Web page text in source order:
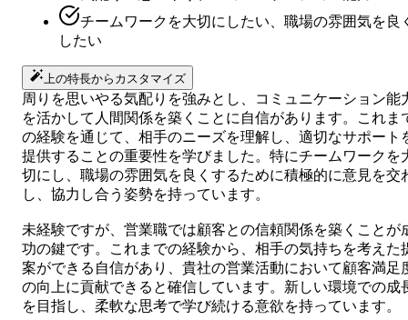
チームワークを大切にしたい、職場の雰囲気を良
したい
上の特長からカスタマイズ
周りを思いやる気配りを強みとし、コミュニケーション能
を活かして人間関係を築くことに自信があります。これま
の経験を通じて、相手のニーズを理解し、適切なサポート
提供することの重要性を学びました。特にチームワークを
切にし、職場の雰囲気を良くするために積極的に意見を交
し、協力し合う姿勢を持っています。
未経験ですが、営業職では顧客との信頼関係を築くことが
功の鍵です。これまでの経験から、相手の気持ちを考えた
案ができる自信があり、貴社の営業活動において顧客満足
の向上に貢献できると確信しています。新しい環境での成
を目指し、柔軟な思考で学び続ける意欲を持っています。